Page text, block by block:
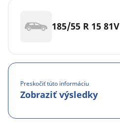
185/55 R 15 81V
Preskočiť túto informáciu
Zobraziť výsledky